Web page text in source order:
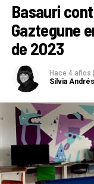
Basauri
Gaztegune
de 2023
Hace 4 años
Silvia Andrés